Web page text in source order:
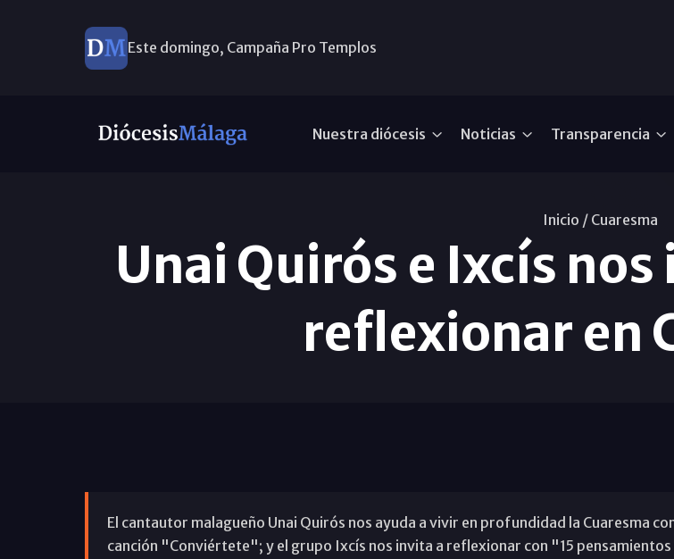
Este domingo, Campaña Pro Templos
Nuestra diócesis Noticias Transparencia
Inicio / Cuaresma
Unai Quirós e Ixcís
reflexionar en
El cantautor malagueño Unai Quirós nos ayuda a vivir en profundidad la Cuaresma
canción "Conviértete"; y el grupo Ixcís nos invita a reflexionar con "15 pensamientos